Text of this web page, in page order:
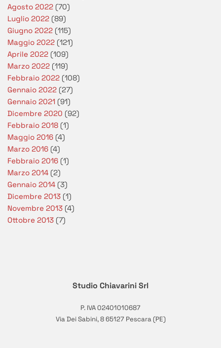
Agosto 2022 (70)
Luglio 2022 (89)
Giugno 2022 (115)
Maggio 2022 (121)
Aprile 2022 (109)
Marzo 2022 (119)
Febbraio 2022 (108)
Gennaio 2022 (27)
Gennaio 2021 (91)
Dicembre 2020 (92)
Febbraio 2018 (1)
Maggio 2016 (4)
Marzo 2016 (4)
Febbraio 2016 (1)
Marzo 2014 (2)
Gennaio 2014 (3)
Dicembre 2013 (1)
Novembre 2013 (4)
Ottobre 2013 (7)
Studio Chiavarini Srl
P. IVA 02401010687
Via Dei Sabini, 8 65127 Pescara (PE)